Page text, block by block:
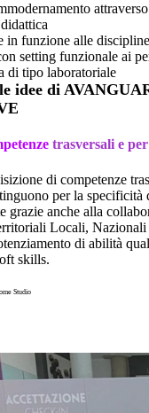
in funzione alle discipline
setting funzionale ai
di tipo laboratoriale
idee di
trasversali e
di competenze
per la specificità
grazie anche alla
Locali, Nazionali
di abilità
skills.
Studio